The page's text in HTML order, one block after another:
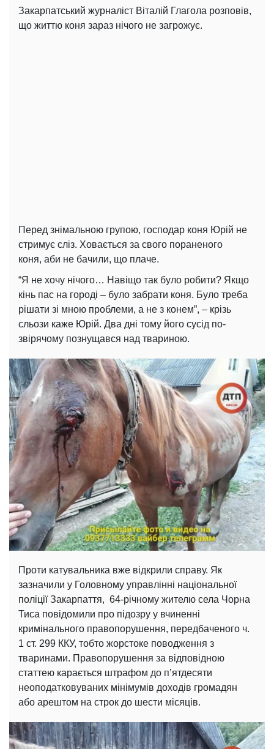
Закарпатський журналіст Віталій Глагола розповів,
що життю коня зараз нічого не загрожує.
Перед знімальною групою, господар коня Юрій не
стримує сліз. Ховається за свого пораненого
коня, аби не бачили, що плаче.
“Я не хочу нічого… Навіщо так було робити? Якщо
кінь пас на городі – було забрати коня. Було треба
рішати зі мною проблеми, а не з конем”, – крізь
сльози каже Юрій. Два дні тому його сусід по-
звірячому познущався над твариною.
Проти катувальника вже відкрили справу. Як
зазначили у Головному управлінні національної
поліції Закарпаття, 64-річному жителю села Чорна
Тиса повідомили про підозру у вчиненні
кримінального правопорушення, передбаченого ч.
1 ст. 299 ККУ, тобто жорстоке поводження з
тваринами. Правопорушення за відповідною
статтею карається штрафом до п’ятдесяти
неоподатковуваних мінімумів доходів громадян
або арештом на строк до шести місяців.